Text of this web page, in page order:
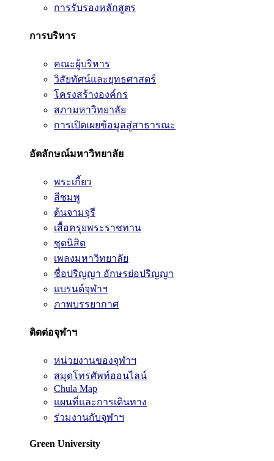
การรับรองหลักสูตร
การบริหาร
คณะผู้บริหาร
วิสัยทัศน์และยุทธศาสตร์
โครงสร้างองค์กร
สภามหาวิทยาลัย
การเปิดเผยข้อมูลสู่สาธารณะ
อัตลักษณ์มหาวิทยาลัย
พระเกี้ยว
สีชมพู
ต้นจามจุรี
เสื้อครุยพระราชทาน
ชุดนิสิต
เพลงมหาวิทยาลัย
ชื่อปริญญา อักษรย่อปริญญา
แบรนด์จุฬาฯ
ภาพบรรยากาศ
ติดต่อจุฬาฯ
หน่วยงานของจุฬาฯ
สมุดโทรศัพท์ออนไลน์
Chula Map
แผนที่และการเดินทาง
ร่วมงานกับจุฬาฯ
Green University